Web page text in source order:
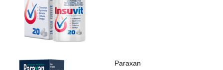
Paraxan